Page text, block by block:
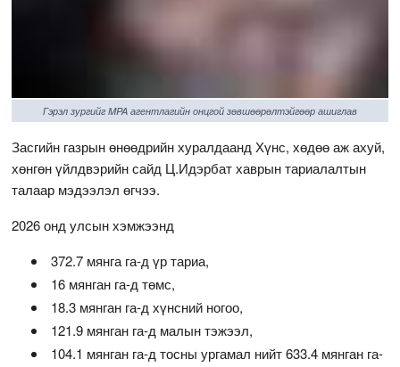
Гэрэл зургийг MPA агентлагийн онцгой зөвшөөрөлтэйгөөр ашиглав
Засгийн газрын өнөөдрийн хуралдаанд Хүнс, хөдөө аж ахуй,
хөнгөн үйлдвэрийн сайд Ц.Идэрбат хаврын тариалалтын
талаар мэдээлэл өгчээ.
2026 онд улсын хэмжээнд
372.7 мянга га-д үр тариа,
16 мянган га-д төмс,
18.3 мянган га-д хүнсний ногоо,
121.9 мянган га-д малын тэжээл,
104.1 мянган га-д тосны ургамал нийт 633.4 мянган га-